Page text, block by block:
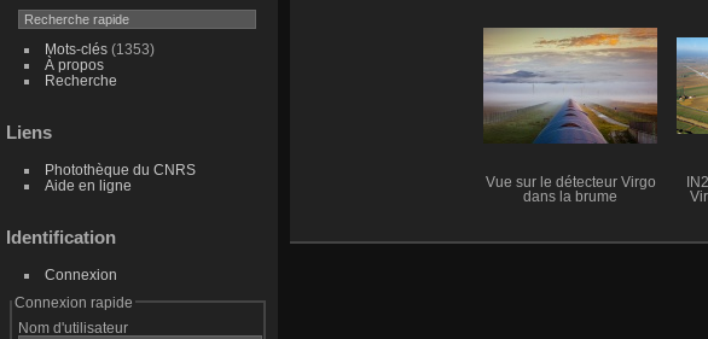
Mots-clés(1353)
À propos
Recherche
Liens
Photothèque du CNRS
Aide en ligne
Identification
Connexion
Connexion rapide
Nom d'utilisateur
Vue sur le détecteur Virgo
dans la brume